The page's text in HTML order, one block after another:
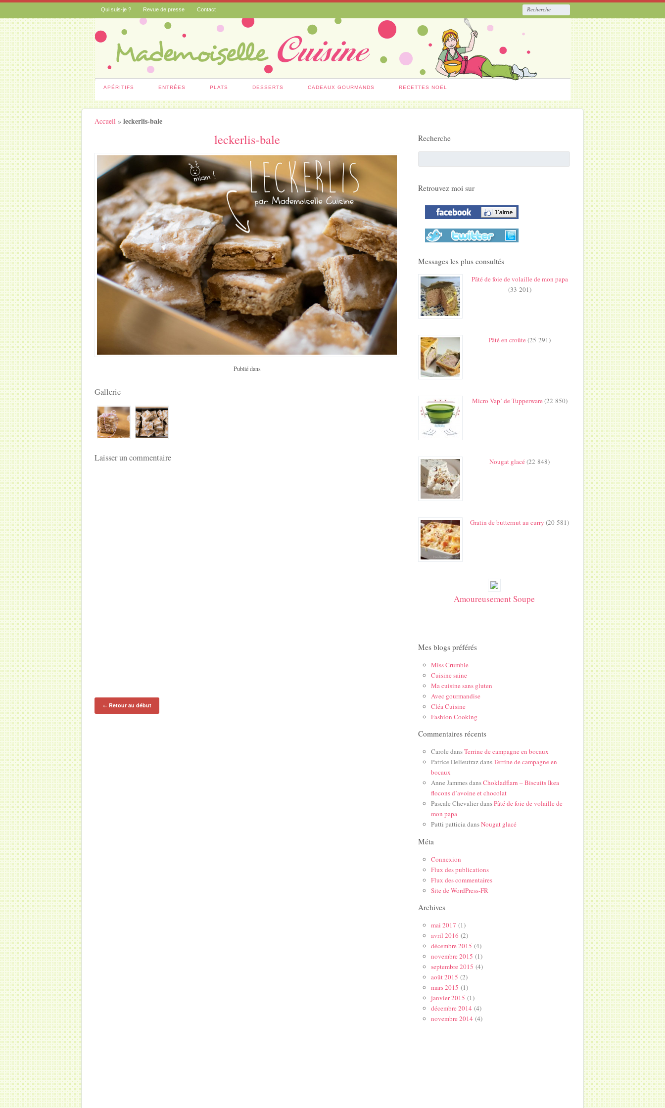
Qui suis-je ? Revue de presse Contact
APÉRITIFS ENTRÉES PLATS DESSERTS CADEAUX GOURMANDS RECETTES NOËL
Accueil »leckerlis-bale
leckerlis-bale
Publié dans
Gallerie
Laisser un commentaire
←Retour au début
Recherche
Retrouvez moi sur
Messages les plus consultés
Pâté de foie de volaille de mon papa
(33 201)
Pâté en croûte(25 291)
Micro Vap’ de Tupperware(22 850)
Nougat glacé(22 848)
Gratin de butternut au curry (20 581)
Amoureusement Soupe
Mes blogs préférés
Miss Crumble
Cuisine saine
Ma cuisine sans gluten
Avec gourmandise
Cléa Cuisine
Fashion Cooking
Commentaires récents
Carole dansTerrine de campagne en bocaux
Patrice DelieutrazdansTerrine de campagne en
bocaux
Anne JammesdansChokladflarn – Biscuits Ikea
flocons d’avoine et chocolat
Pascale ChevalierdansPâté de foie de volaille de
mon papa
Putti patticiadansNougat glacé
Méta
Connexion
Flux des publications
Flux des commentaires
Site de WordPress-FR
Archives
mai 2017 (1)
avril 2016 (2)
décembre 2015 (4)
novembre 2015 (1)
septembre 2015 (4)
août 2015 (2)
mars 2015 (1)
janvier 2015 (1)
décembre 2014 (4)
novembre 2014 (4)